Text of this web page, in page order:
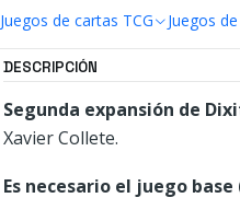
Juegos de cartas TCG Juegos
Mostrar stock de
DESCRIPCIÓN
Segunda expansión de
Xavier Collete.
Es necesario el juego